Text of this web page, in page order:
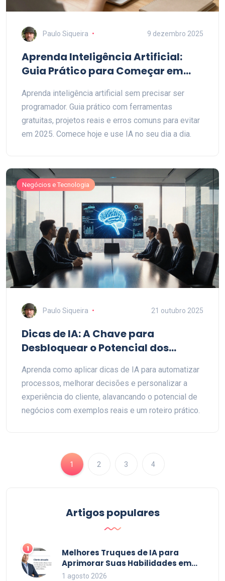
Paulo Siqueira 9 dezembro 2025
Aprenda Inteligência Artificial:
Guia Prático para Começar em
Aprenda inteligência artificial sem precisar ser
programador. Guia prático com ferramentas
gratuitas, projetos reais e erros comuns para evitar
em 2025. Comece hoje e use IA no seu dia a dia.
Negócios e Tecnologia
Paulo Siqueira 21 outubro 2025
Dicas de IA: A Chave para
Desbloquear o Potencial dos
Aprenda como aplicar dicas de IA para automatizar
processos, melhorar decisões e personalizar a
experiência do cliente, alavancando o potencial de
negócios com exemplos reais e um roteiro prático.
1 2 3 4
Artigos populares
1
Melhores Truques de IA para
Aprimorar Suas Habilidades em
2026
1 agosto 2026